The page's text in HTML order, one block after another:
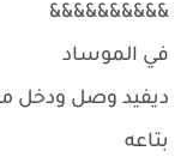
&&&&&&&&&&
في الموساد
ديفيد وصل ودخل
بتاعه